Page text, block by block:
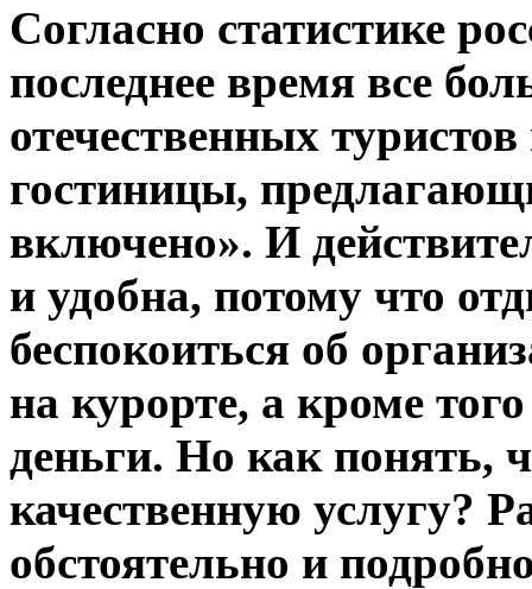
Согласно статистике
последнее время все
отечественных
гостиницы,
включено». И
и удобна, потому что
беспокоиться об
на курорте, а кроме
деньги. Но как понять,
качественную услугу?
обстоятельно и